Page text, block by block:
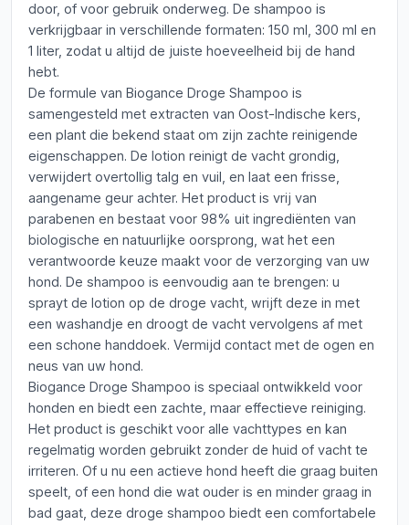
door, of voor gebruik onderweg. De shampoo is
verkrijgbaar in verschillende formaten: 150 ml, 300 ml en
1 liter, zodat u altijd de juiste hoeveelheid bij de hand
hebt.
De formule van Biogance Droge Shampoo is
samengesteld met extracten van Oost-Indische kers,
een plant die bekend staat om zijn zachte reinigende
eigenschappen. De lotion reinigt de vacht grondig,
verwijdert overtollig talg en vuil, en laat een frisse,
aangename geur achter. Het product is vrij van
parabenen en bestaat voor 98% uit ingrediënten van
biologische en natuurlijke oorsprong, wat het een
verantwoorde keuze maakt voor de verzorging van uw
hond. De shampoo is eenvoudig aan te brengen: u
sprayt de lotion op de droge vacht, wrijft deze in met
een washandje en droogt de vacht vervolgens af met
een schone handdoek. Vermijd contact met de ogen en
neus van uw hond.
Biogance Droge Shampoo is speciaal ontwikkeld voor
honden en biedt een zachte, maar effectieve reiniging.
Het product is geschikt voor alle vachttypes en kan
regelmatig worden gebruikt zonder de huid of vacht te
irriteren. Of u nu een actieve hond heeft die graag buiten
speelt, of een hond die wat ouder is en minder graag in
bad gaat, deze droge shampoo biedt een comfortabele